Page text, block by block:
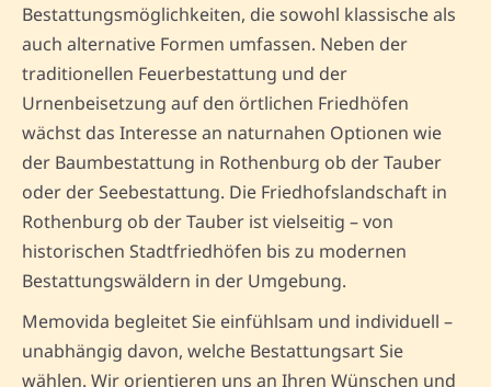
Bestattungsmöglichkeiten, die sowohl klassische als
auch alternative Formen umfassen. Neben der
traditionellen Feuerbestattung und der
Urnenbeisetzung auf den örtlichen Friedhöfen
wächst das Interesse an naturnahen Optionen wie
der Baumbestattung in Rothenburg ob der Tauber
oder der Seebestattung. Die Friedhofslandschaft in
Rothenburg ob der Tauber ist vielseitig – von
historischen Stadtfriedhöfen bis zu modernen
Bestattungswäldern in der Umgebung.
Memovida begleitet Sie einfühlsam und individuell –
unabhängig davon, welche Bestattungsart Sie
wählen. Wir orientieren uns an Ihren Wünschen und